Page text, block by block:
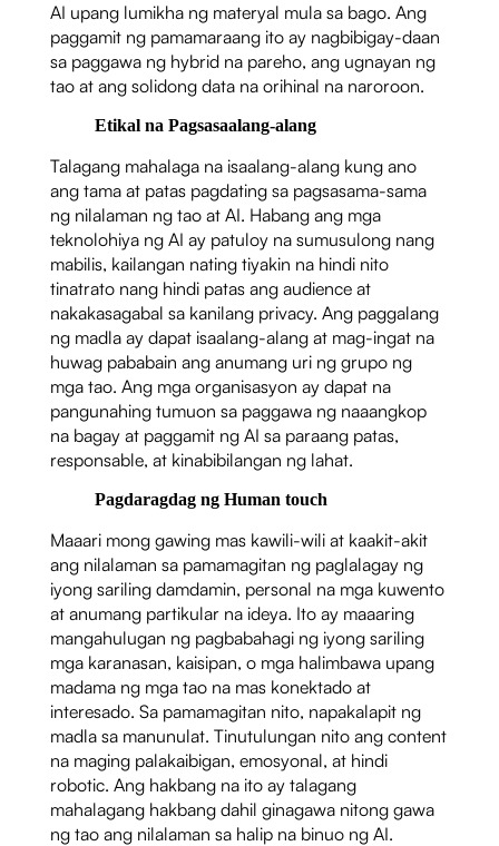
AI upang lumikha ng materyal mula sa bago. Ang
paggamit ng pamamaraang ito ay nagbibigay-daan
sa paggawa ng hybrid na pareho, ang ugnayan ng
tao at ang solidong data na orihinal na naroroon.
Etikal na Pagsasaalang-alang
Talagang mahalaga na isaalang-alang kung ano
ang tama at patas pagdating sa pagsasama-sama
ng nilalaman ng tao at AI. Habang ang mga
teknolohiya ng AI ay patuloy na sumusulong nang
mabilis, kailangan nating tiyakin na hindi nito
tinatrato nang hindi patas ang audience at
nakakasagabal sa kanilang privacy. Ang paggalang
ng madla ay dapat isaalang-alang at mag-ingat na
huwag pababain ang anumang uri ng grupo ng
mga tao. Ang mga organisasyon ay dapat na
pangunahing tumuon sa paggawa ng naaangkop
na bagay at paggamit ng AI sa paraang patas,
responsable, at kinabibilangan ng lahat.
Pagdaragdag ng Human touch
Maaari mong gawing mas kawili-wili at kaakit-akit
ang nilalaman sa pamamagitan ng paglalagay ng
iyong sariling damdamin, personal na mga kuwento
at anumang partikular na ideya. Ito ay maaaring
mangahulugan ng pagbabahagi ng iyong sariling
mga karanasan, kaisipan, o mga halimbawa upang
madama ng mga tao na mas konektado at
interesado. Sa pamamagitan nito, napakalapit ng
madla sa manunulat. Tinutulungan nito ang content
na maging palakaibigan, emosyonal, at hindi
robotic. Ang hakbang na ito ay talagang
mahalagang hakbang dahil ginagawa nitong gawa
ng tao ang nilalaman sa halip na binuo ng AI.